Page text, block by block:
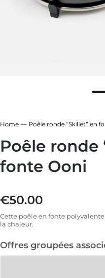
Home Poêle ronde “Skillet” en
Poêle ronde
fonte Ooni
Prix régulier
€50.00
Cette poêle en fonte
la chaleur.
Offres groupées